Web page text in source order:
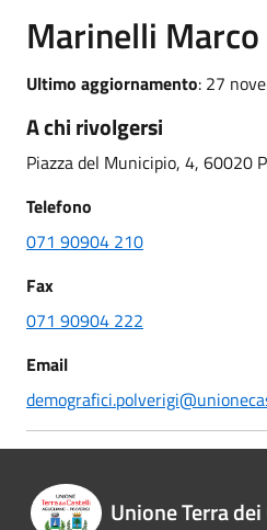
Marinelli Marco
Ultimo aggiornamento: 27
A chi rivolgersi
Piazza del Municipio, 4, 60020
Telefono
071 90904 210
Fax
071 90904 222
Email
Unione Terra